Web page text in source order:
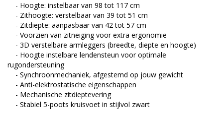
- Hoogte: instelbaar van 98 tot 117 cm
- Zithoogte: verstelbaar van 39 tot 51 cm
- Zitdiepte: aanpasbaar van 42 tot 57 cm
- Voorzien van zitneiging voor extra ergonomie
- 3D verstelbare armleggers (breedte, diepte en hoogte)
- Hoogte instelbare lendensteun voor optimale
rugondersteuning
- Synchroonmechaniek, afgestemd op jouw gewicht
- Anti-elektrostatische eigenschappen
- Mechanische zitdieptevering
- Stabiel 5-poots kruisvoet in stijlvol zwart